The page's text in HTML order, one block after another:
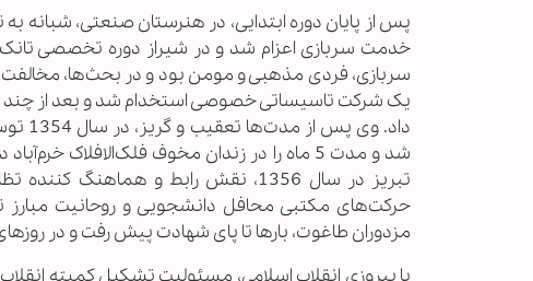
خدمت سربازی اعزام شد و در شیراز دوره تخصصی تانک
سربازی، فردی مذهبی و مومن بود و در بحث‌ها،
یک شرکت تاسیساتی خصوصی استخدام شد و بعد از چند
شد و مدت 5 ماه را در زندان مخوف فلک‌الافلاک
تبریز در سال 1356، نقش رابط و
حرکت‌های مکتبی محافل دانشجویی و روحانیت مبارز
مزدوران طاغوت، بارها تا پای شهادت پیش رفت و در روزهای 21 و 22 بهمن ماه 1357 تلاش و ایثار چشمگیری از خود نشان